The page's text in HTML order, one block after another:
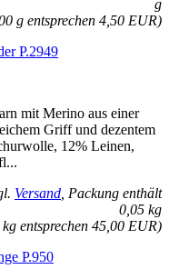
g
g entsprechen 4,50 EUR)
P.2949
mit Merino aus einer
Griff und dezentem
12% Leinen,
Versand , Packung enthält
0,05 kg
kg entsprechen 45,00 EUR)
P.950